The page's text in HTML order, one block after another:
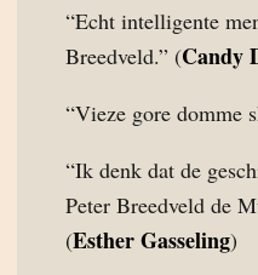
“Echt intelligente
Breedveld.” (Candy
“Vieze gore domme
“Ik denk dat de
Peter Breedveld de
(Esther Gasseling)